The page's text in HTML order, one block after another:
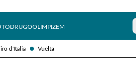
d'Italia Vuelta
DRUGOOLIMPIZEM